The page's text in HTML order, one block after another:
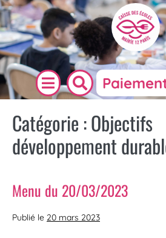
Catégorie :Objectifs
développement
Menu du 20/03/2023
Publié le 20 mars 2023